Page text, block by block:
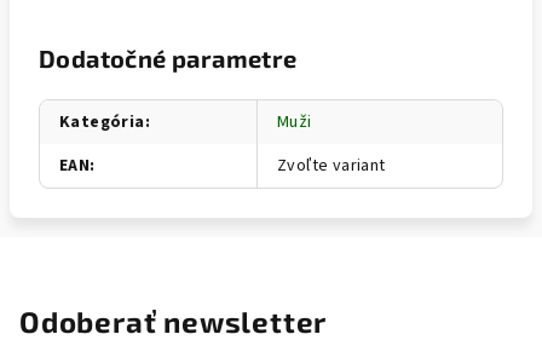
Dodatočné parametre
Kategória:
Muži
EAN: Zvoľte variant
Odoberať newsletter